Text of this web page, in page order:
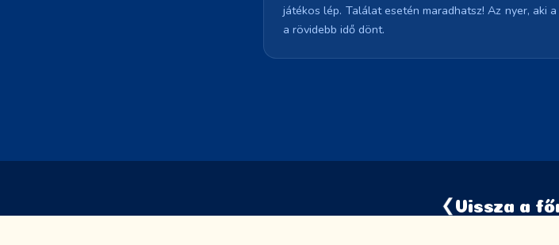
játékos lép. Találat esetén maradhatsz! Az nyer,
a rövidebb idő dönt.
❮ Vissza a